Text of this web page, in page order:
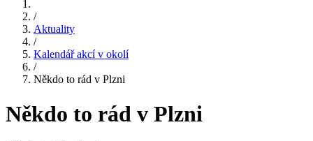
/
Aktuality
/
Kalendář akcí v okolí
/
Někdo to rád v Plzni
Někdo to rád v Plzni